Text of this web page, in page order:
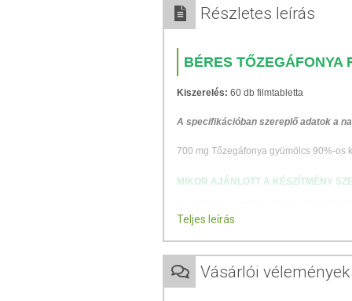
Részletes leírás
BÉRES TŐZEGÁFONYA
Kiszerelés: 60 db filmtabletta
A specifikációban szereplő adatok a
700 mg Tőzegáfonya gyümölcs 90%-os
MIKOR AJÁNLOTT A KÉSZÍTMÉNY
megnagyobbodás esetén is
MIKOR NEM AJÁNLOTT A
Láz, véres-, vagy gennyes vizelet
Teljes leírás
Vásárlói vélemények